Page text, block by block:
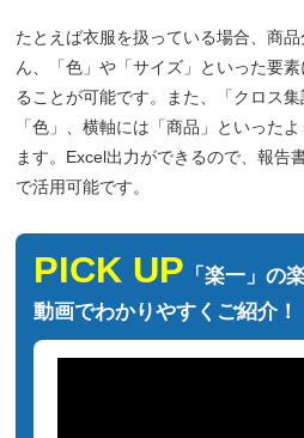
たとえば衣服を扱っている場合、商
ん、「色」や「サイズ」といった要
ることが可能です。また、「クロス
「色」、横軸には「商品」といった
ます。Excel出力ができるので、報告
で活用可能です。
PICK UP 「楽一」の
動画でわかりやすくご紹介！